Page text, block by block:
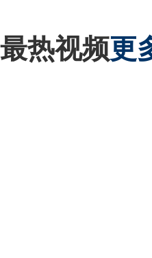
最热视频更